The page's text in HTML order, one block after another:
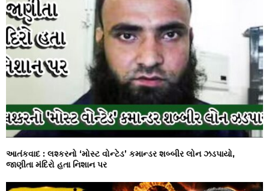
આતંકવાદ : લશ્કરનો ‘મોસ્ટ વોન્ટેડ’ કમાન્ડર શબ્બીર લોન ઝડપાયો,
જાણીતા મંદિરો હતા નિશાન પર